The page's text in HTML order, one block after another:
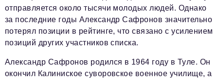
отправляется около тысячи молодых людей. Однако
за последние годы Александр Сафронов значительно
потерял позиции в рейтинге, что связано с усилением
позиций других участников списка.
Александр Сафронов родился в 1964 году в Туле. Он
окончил Калиниское суворовское военное училище, а